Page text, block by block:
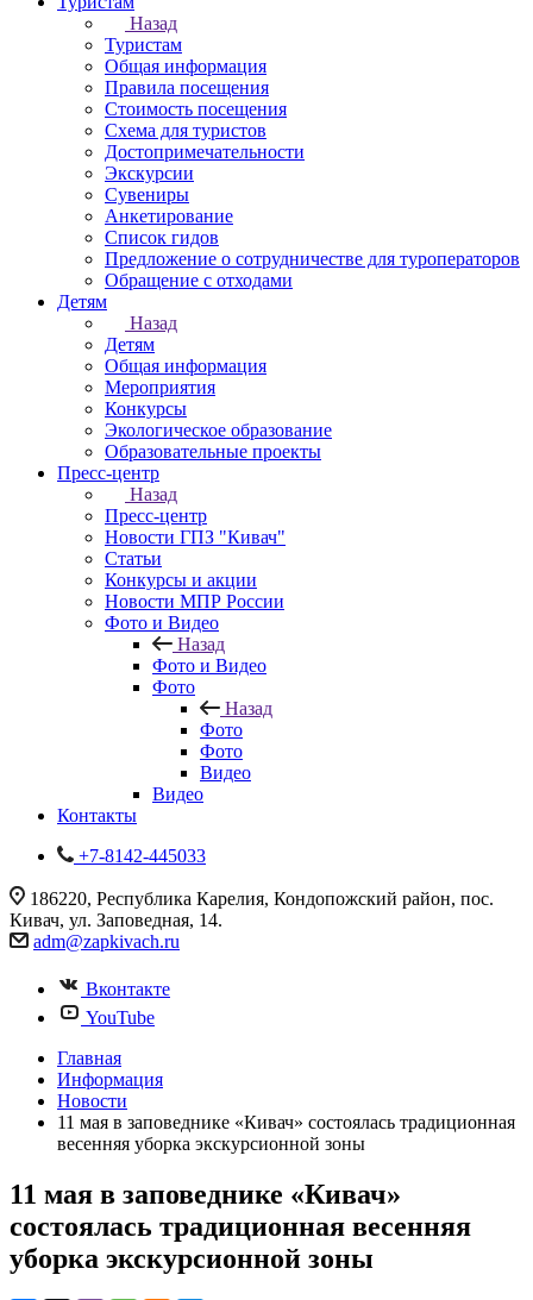
Назад
Туристам
Общая информация
Правила посещения
Стоимость посещения
Схема для туристов
Достопримечательности
Экскурсии
Сувениры
Анкетирование
Список гидов
Предложение о сотрудничестве для туроператоров
Обращение с отходами
Детям
Назад
Детям
Общая информация
Мероприятия
Конкурсы
Экологическое образование
Образовательные проекты
Пресс-центр
Назад
Пресс-центр
Новости ГПЗ "Кивач"
Статьи
Конкурсы и акции
Новости МПР России
Фото и Видео
Назад
Фото и Видео
Фото
Назад
Фото
Фото
Видео
Видео
Контакты
+7-8142-445033
186220, Республика Карелия, Кондопожский район, пос.
Кивач, ул. Заповедная, 14.
adm@zapkivach.ru
Вконтакте
YouTube
Главная
Информация
Новости
11 мая в заповеднике «Кивач» состоялась традиционная
весенняя уборка экскурсионной зоны
11 мая в заповеднике «Кивач»
состоялась традиционная весенняя
уборка экскурсионной зоны